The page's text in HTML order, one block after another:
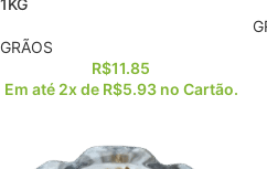
GRÃOS
R$11.85
Em até 2x de R$5.93 no Cartão.